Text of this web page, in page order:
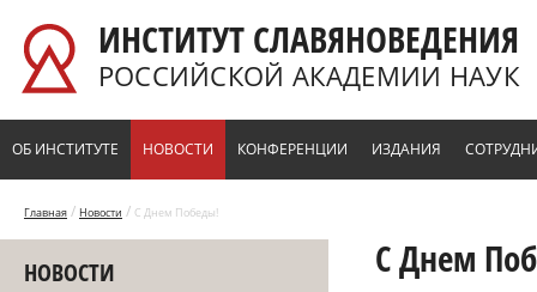
ИНСТИТУТ СЛАВЯНОВЕДЕНИЯ
РОССИЙСКОЙ АКАДЕМИИ НАУК
ОБ ИНСТИТУТЕ НОВОСТИ КОНФЕРЕНЦИИ ИЗДАНИЯ
Главная / Новости / С Днем Победы!
НОВОСТИ С Днем